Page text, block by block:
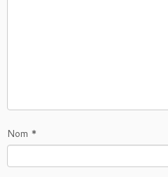
Nom *